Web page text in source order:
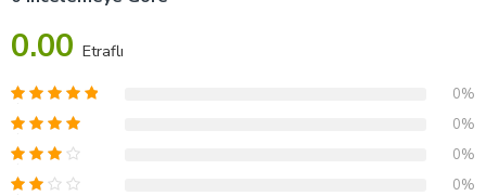
0.00 Etraflı
0%
0%
0%
0%